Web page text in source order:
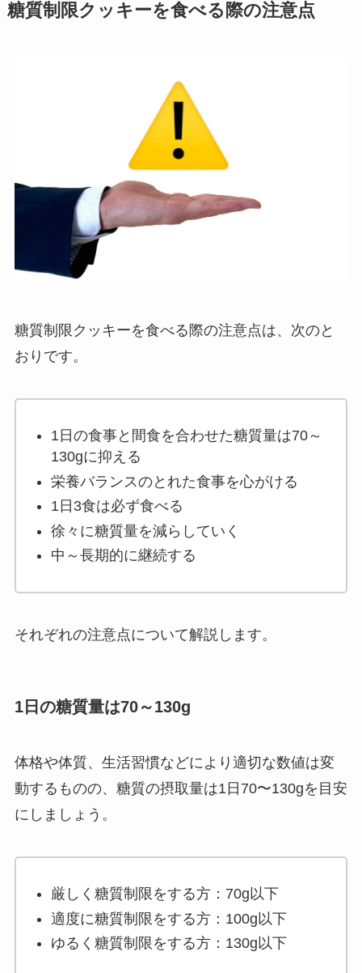
糖質制限クッキーを食べる際の注意点
糖質制限クッキーを食べる際の注意点は、次のと
おりです。
1日の食事と間食を合わせた糖質量は70～
130gに抑える
栄養バランスのとれた食事を心がける
1日3食は必ず食べる
徐々に糖質量を減らしていく
中～長期的に継続する
それぞれの注意点について解説します。
1日の糖質量は70～130g
体格や体質、生活習慣などにより適切な数値は変
動するものの、糖質の摂取量は1日70〜130gを目安
にしましょう。
厳しく糖質制限をする方：70g以下
適度に糖質制限をする方：100g以下
ゆるく糖質制限をする方：130g以下